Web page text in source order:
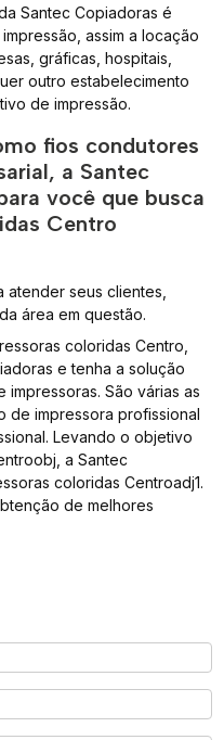
Santec Copiadoras é
assim a locação
gráficas, hospitais,
outro estabelecimento
de impressão.
fios condutores
a Santec
você que busca
Centro
seus clientes,
área em questão.
coloridas Centro,
e tenha a solução
São várias as
de impressora profissional
Levando o objetivo
a Santec
coloridas Centroadj1.
de melhores